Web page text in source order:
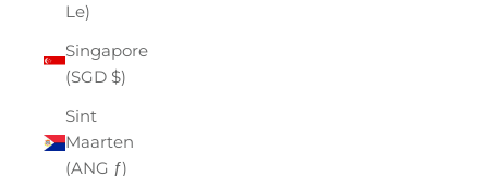
Le)
Singapore
(SGD $)
Sint
Maarten
(ANG ƒ)